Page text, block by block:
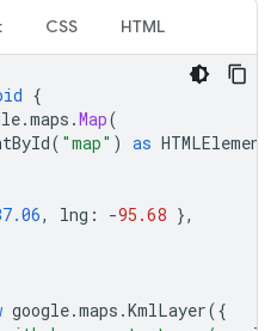
CSS HTML
{
.maps .Map(
( "map" ) as HTMLElement
, lng : -95.68 },
google.maps .KmlLayer({